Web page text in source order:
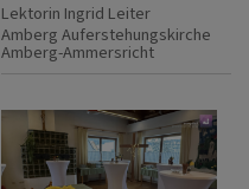
Lektorin Ingrid Leiter
Amberg Auferstehungskirche
Amberg-Ammersricht